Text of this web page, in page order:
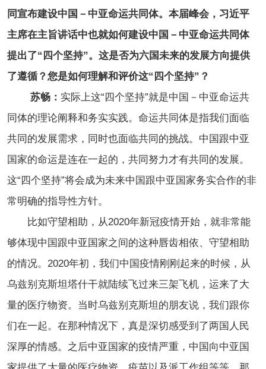
同宣布建设中国－中亚命运共同体。本届峰会，习近平
主席在主旨讲话中也就如何建设中国－中亚命运共同体
提出了“四个坚持”。这是否为六国未来的发展方向提供
了遵循？您是如何理解和评价这“四个坚持”？
苏畅： 实际上这“四个坚持”就是中国－中亚命运共
同体的理论阐释和务实实践。命运共同体是指我们面临
共同的发展需求，同时也面临共同的挑战。中国跟中亚
国家的命运是连在一起的，共同努力才有共同的发展。
这“四个坚持”将会成为未来中国跟中亚国家务实合作的非
常明确的指导性方针。
比如守望相助，从2020年新冠疫情开始，就非常能
够体现中国跟中亚国家之间的这种唇齿相依、守望相助
的情况。2020年初，我们中国疫情刚刚起来的时候，从
乌兹别克斯坦塔什干就陆续飞过来三架飞机，运来了大
量的医疗物资。当时乌兹别克斯坦的朋友说，我们跟你
们在一起。在那种情况下，真是深切感受到了两国人民
深厚的情感。之后中亚国家的疫情严重，中国向中亚国